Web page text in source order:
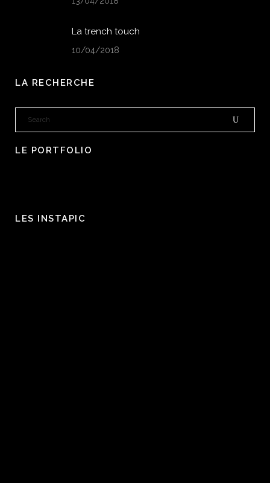
La trench touch
10/04/2018
LA RECHERCHE
LE PORTFOLIO
LES INSTAPIC